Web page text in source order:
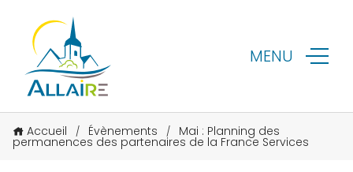
MENU
Accueil / Évènements / Mai : Planning des
permanences des partenaires de la France Services